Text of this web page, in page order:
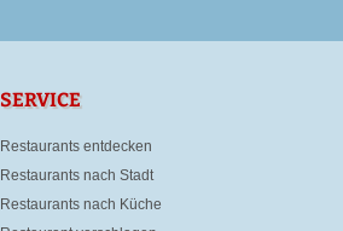
SERVICE
Restaurants entdecken
Restaurants nach Stadt
Restaurants nach Küche